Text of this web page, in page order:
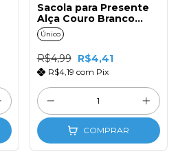
Sacola para Presente
Alça Couro Branco
14X16X7
Único
R$4,99 R$4,41
R$4,19 com Pix
COMPRAR